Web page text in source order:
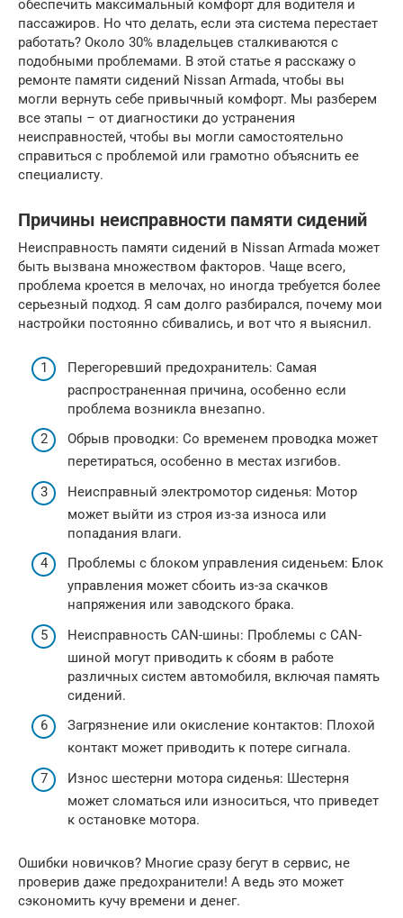
обеспечить максимальный комфорт для водителя и
пассажиров. Но что делать, если эта система перестает
работать? Около 30% владельцев сталкиваются с
подобными проблемами. В этой статье я расскажу о
ремонте памяти сидений Nissan Armada, чтобы вы
могли вернуть себе привычный комфорт. Мы разберем
все этапы – от диагностики до устранения
неисправностей, чтобы вы могли самостоятельно
справиться с проблемой или грамотно объяснить ее
специалисту.
Причины неисправности памяти сидений
Неисправность памяти сидений в Nissan Armada может
быть вызвана множеством факторов. Чаще всего,
проблема кроется в мелочах, но иногда требуется более
серьезный подход. Я сам долго разбирался, почему мои
настройки постоянно сбивались, и вот что я выяснил.
Перегоревший предохранитель: Самая
распространенная причина, особенно если
проблема возникла внезапно.
Обрыв проводки: Со временем проводка может
перетираться, особенно в местах изгибов.
Неисправный электромотор сиденья: Мотор
может выйти из строя из-за износа или
попадания влаги.
Проблемы с блоком управления сиденьем: Блок
управления может сбоить из-за скачков
напряжения или заводского брака.
Неисправность CAN-шины: Проблемы с CAN-
шиной могут приводить к сбоям в работе
различных систем автомобиля, включая память
сидений.
Загрязнение или окисление контактов: Плохой
контакт может приводить к потере сигнала.
Износ шестерни мотора сиденья: Шестерня
может сломаться или износиться, что приведет
к остановке мотора.
Ошибки новичков? Многие сразу бегут в сервис, не
проверив даже предохранители! А ведь это может
сэкономить кучу времени и денег.